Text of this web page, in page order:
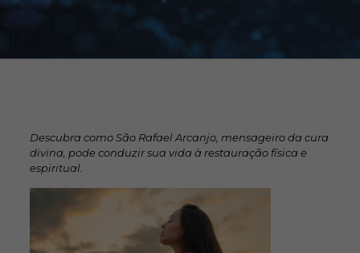
Descubra como São Rafael Arcanjo, mensageiro da cura
divina, pode conduzir sua vida à restauração física e
espiritual.